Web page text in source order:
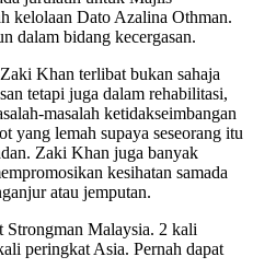
kelolaan Dato Azalina Othman.
dalam bidang kecergasan.
Khan terlibat bukan sahaja
tetapi juga dalam rehabilitasi,
masalah ketidakseimbangan
yang lemah supaya seseorang itu
Zaki Khan juga banyak
kesihatan samada
atau jemputan.
Strongman Malaysia. 2 kali
peringkat Asia. Pernah dapat